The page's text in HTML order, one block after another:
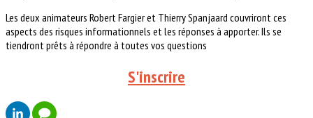
Les deux animateurs Robert Fargier et Thierry Spanjaard couvriront ces
aspects des risques informationnels et les réponses à apporter. Ils se
tiendront prêts à répondre à toutes vos questions
S'inscrire